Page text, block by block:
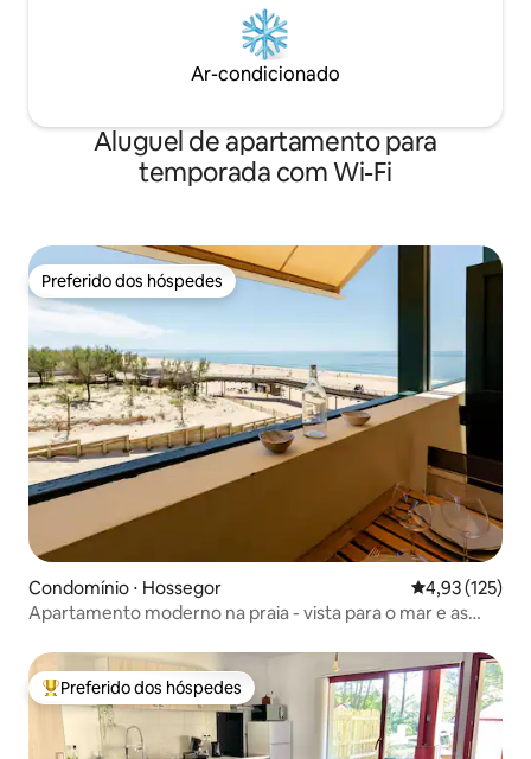
Ar-condicionado
Aluguel de apartamento para
temporada com Wi-Fi
Preferido dos hóspedes
Preferido dos hóspedes
Condomínio ⋅ Hossegor 4,93 de uma
4,93 (125)
Apartamento moderno na praia - vista para o mar e as
Entre os melhores preferidos dos hóspedes
Preferido dos hóspedes